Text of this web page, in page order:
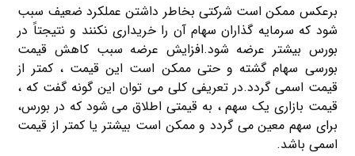
برعکس ممکن است شرکتی بخاطر داشتن عملکرد ضعیف سبب
شود که سرمایه گذاران سهام آن را خریداری نکنند و نتیجتاً در
بورس بیشتر عرضه شود.افزایش عرضه سبب کاهش قیمت
بورسی سهام گشته و حتی ممکن است این قیمت ، کمتر از
قیمت اسمی گردد.در تعریفی کلی می توان این گونه گفت که ،
قیمت بازاری یک سهم ، به قیمتی اطلاق می شود که در بورس،
برای سهم معین می گردد و ممکن است بیشتر یا کمتر از قیمت
اسمی باشد.